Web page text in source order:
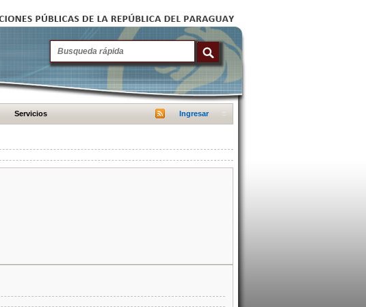
Servicios Ingresar